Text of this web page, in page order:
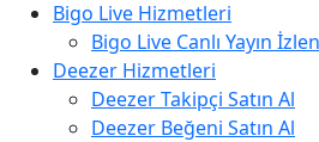
Bigo Live Hizmetleri
Bigo Live Canlı Yayın
Deezer Hizmetleri
Deezer Takipçi Satın Al
Deezer Beğeni Satın Al